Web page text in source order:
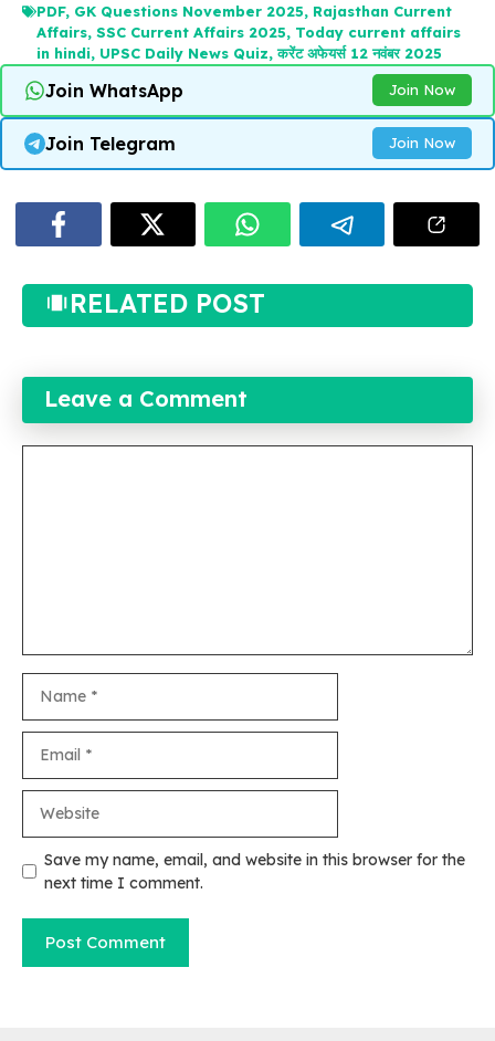
PDF, GK Questions November 2025, Rajasthan Current
Affairs, SSC Current Affairs 2025, Today current affairs
in hindi, UPSC Daily News Quiz,करेंट अफेयर्स 12 नवंबर 2025
Join WhatsApp Join Now
Join Telegram Join Now
RELATED POST
Leave a Comment
Save my name, email, and website in this browser for the
next time I comment.